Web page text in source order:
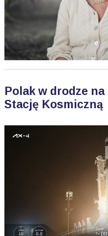
Polak w drodze
Stację Kosmiczną